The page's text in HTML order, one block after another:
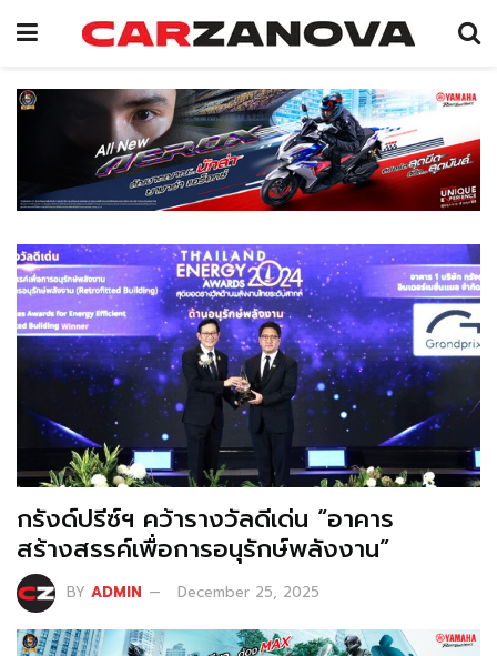
กรังด์ปรีซ์ฯ คว้ารางวัลดีเด่น “อาคาร
สร้างสรรค์เพื่อการอนุรักษ์พลังงาน”
BY ADMIN December 25, 2025